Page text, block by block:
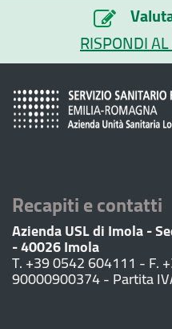
RISPONDI
Recapiti e contatti
Azienda USL di Imola -
- 40026 Imola
T. +39 0542 604111 - F.
90000900374 - Partita